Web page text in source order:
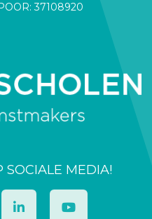
37108920
SOCIALE MEDIA!